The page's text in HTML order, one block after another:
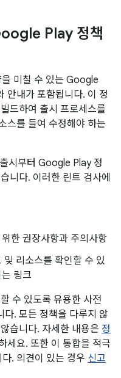
Play 정책
미칠 수 있는 Google
안내가 포함됩니다. 이 정
드하여 출시 프로세스를
스를 들여 수정해야 하는
시부터 Google Play 정
니다. 이러한 린트 검사에
한 권장사항과 주의사항
리소스를 확인할 수 있
링크
수 있도록 유용한 사전
다. 모든 정책을 다루지 않
습니다. 자세한 내용은 정
세요. 또한 이 통합을 적극
. 의견이 있는 경우 신고